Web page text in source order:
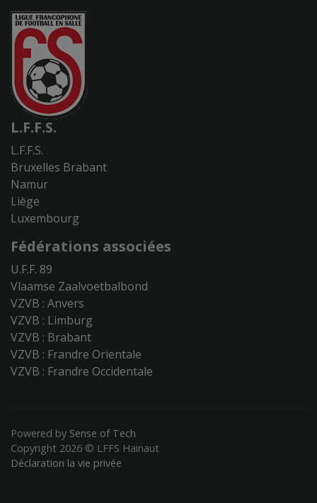
L.F.F.S.
L.F.F.S.
Bruxelles Brabant
Namur
Liège
Luxembourg
Fédérations associées
U.F.F. 89
Vlaamse Zaalvoetbalbond
VZVB : Anvers
VZVB : Limburg
VZVB : Brabant
VZVB : Frandre Orientale
VZVB : Frandre Occidentale
Powered by Sense of Tech
Copyright 2026 © LFFS Hainaut
Déclaration la vie privée